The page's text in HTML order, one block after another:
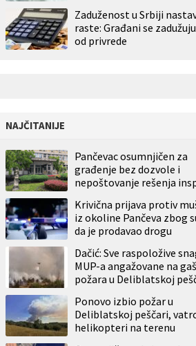
Zaduženost u Srbiji
raste: Građani se
od privrede
NAJČITANIJE
Pančevac osumnjičen za
građenje bez dozvole i
nepoštovanje rešenja
Krivična prijava protiv
iz okoline Pančeva zbog
da je prodavao drogu
Dačić: Sve raspoložive
MUP-a angažovane na
požara u Deliblatskoj
Ponovo izbio požar u
Deliblatskoj peščari,
helikopteri na terenu